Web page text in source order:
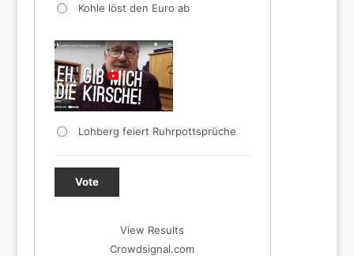
Kohle löst den Euro ab
Lohberg feiert Ruhrpottsprüche
Vote
View Results
Crowdsignal.com